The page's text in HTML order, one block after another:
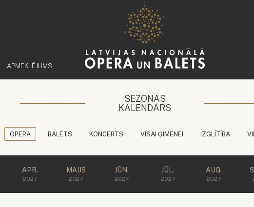
APMEKLĒJUMS
SEZONAS
KALENDĀRS
OPERA BALETS KONCERTS VISAI ĢIMENEI IZGLĪTĪBA
APR.
2027
MAIJS
2027
JŪN.
2027
JŪL.
2027
AUG.
2027